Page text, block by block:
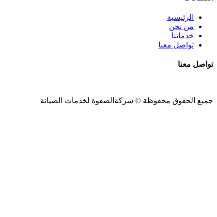
الرئيسية
من نحن
خدماتنا
تواصل معنا
تواصل معنا
جميع الحقوق محفوظة © شركةالصفوة لخدمات الصيانة